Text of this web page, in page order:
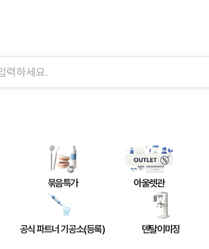
묶음특가 아울렛관
공식 파트너 기공소(등록) 덴탈이미징